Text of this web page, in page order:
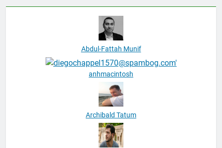
Abdul-Fattah Munif
anhmacintosh
Archibald Tatum